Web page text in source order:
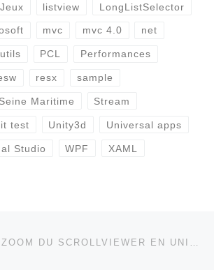
Jeux listview LongListSelector
mvc mvc 4.0 net
PCL Performances
resx sample
Seine Maritime Stream
test Unity3d Universal apps
Studio WPF XAML
articles RÉGLAGE DU ZOOM DU SCROLLVIEWER EN UNIVERSAL APP (W10, WP8.1)